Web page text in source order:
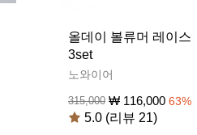
올데이 볼류머 레이스
3set
노와이어
315,000 ₩ 116,000 63%
5.0 (리뷰 21)